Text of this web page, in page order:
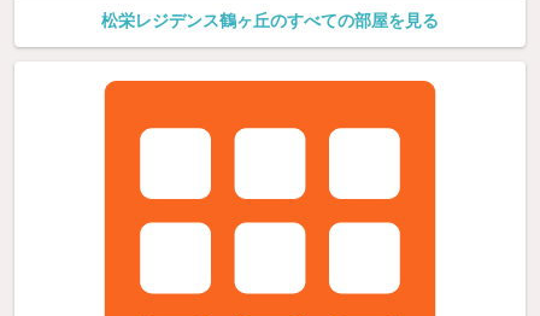
松栄レジデンス鶴ヶ丘のすべての部屋を見る